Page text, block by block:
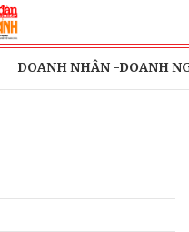
DOANH NHÂN -DOANH